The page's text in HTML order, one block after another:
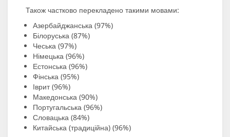
Також частково перекладено такими мовами:
Азербайджанська (97%)
Білоруська (87%)
Чеська (97%)
Німецька (96%)
Естонська (96%)
Фінська (95%)
Іврит (96%)
Македонська (90%)
Португальська (96%)
Словацька (84%)
Китайська (традиційна) (96%)